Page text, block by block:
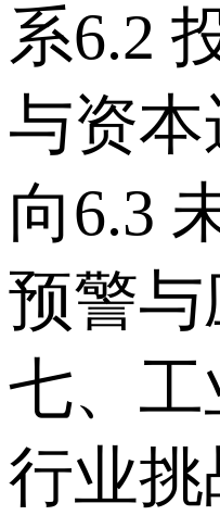
系 6.2
与资
向 6.3
预警
七、工
行业